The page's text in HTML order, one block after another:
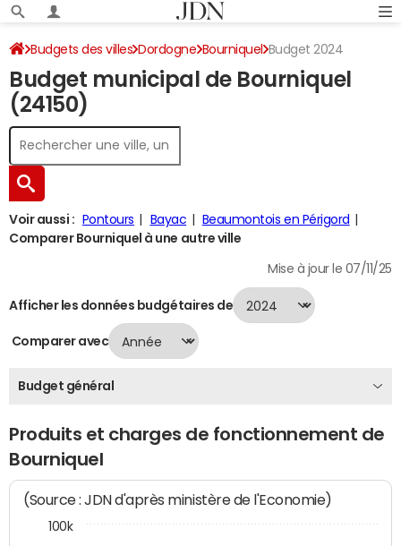
Budgets des villes Dordogne Bourniquel Budget 2024
Budget municipal de Bourniquel
(24150)
Voir aussi : Pontours Bayac
Beaumontois en Périgord
Comparer Bourniquel à une autre ville
Mise à jour le 07/11/25
Afficher les données budgétaires de
Comparer avec
Budget général
Produits et charges de fonctionnement de
Bourniquel
(Source : JDN d'après ministère de l'Economie)
100k